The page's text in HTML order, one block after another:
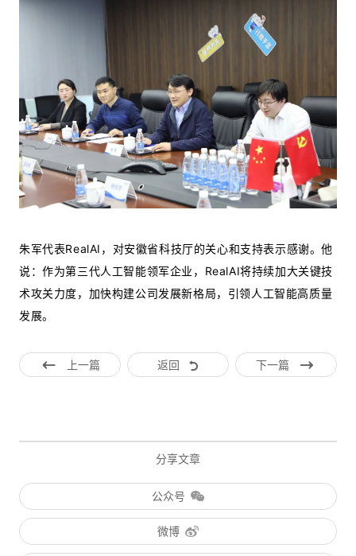
朱军代表RealAI，对安徽省科技厅的关心和支持表示感谢。他
说：作为第三代人工智能领军企业，RealAI将持续加大关键技
术攻关力度，加快构建公司发展新格局，引领人工智能高质量
发展。
上一篇 返回 下一篇
分享文章
公众号
微博